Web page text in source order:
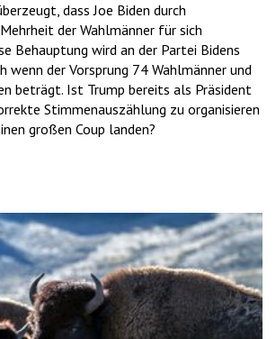
dass Joe Biden durch
der Wahlmänner für sich
Behauptung wird an der Partei Bidens
wenn der Vorsprung 74 Wahlmänner und
beträgt. Ist Trump bereits als Präsident
Stimmenauszählung zu organisieren
großen Coup landen?